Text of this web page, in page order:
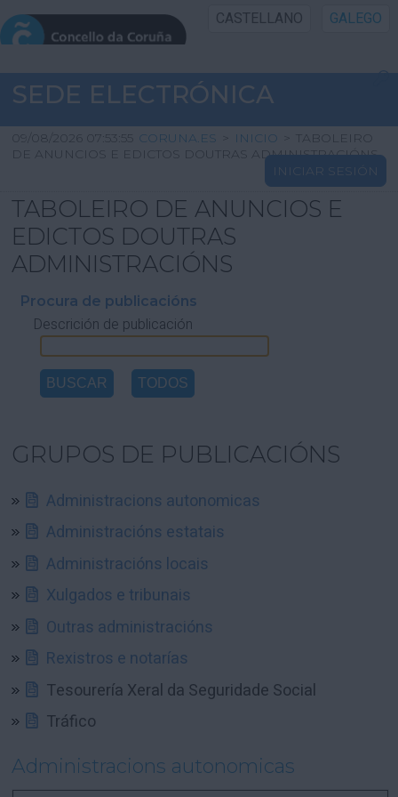
CASTELLANO GALEGO
INICIO SEDE
INICIO
INFORMACIÓN PÚBLICA
CARTAFOL CIDADÁN
UTILIDADES
AXUDA
SEDE ELECTRÓNICA
09/08/2026 07:53:55 CORUNA.ES > INICIO > TABOLEIRO
DE ANUNCIOS E EDICTOS DOUTRAS ADMINISTRACIÓNS
INICIAR SESIÓN
TABOLEIRO DE ANUNCIOS E
EDICTOS DOUTRAS
ADMINISTRACIÓNS
Procura de publicacións
Descrición de publicación
GRUPOS DE PUBLICACIÓNS
Administracions autonomicas
Administracións estatais
Administracións locais
Xulgados e tribunais
Outras administracións
Rexistros e notarías
Tesourería Xeral da Seguridade Social
Tráfico
Administracions autonomicas